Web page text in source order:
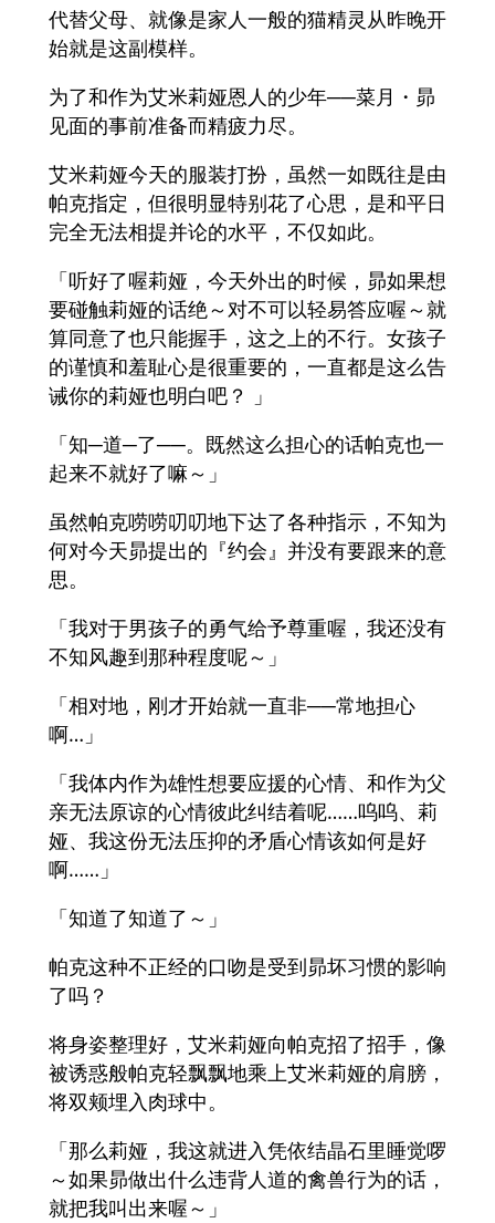
代替父母、就像是家人一般的猫精灵从昨晚开
始就是这副模样。
为了和作为艾米莉娅恩人的少年──菜月・昴
见面的事前准备而精疲力尽。
艾米莉娅今天的服装打扮，虽然一如既往是由
帕克指定，但很明显特别花了心思，是和平日
完全无法相提并论的水平，不仅如此。
「听好了喔莉娅，今天外出的时候，昴如果想
要碰触莉娅的话绝～对不可以轻易答应喔～就
算同意了也只能握手，这之上的不行。女孩子
的谨慎和羞耻心是很重要的，一直都是这么告
诫你的莉娅也明白吧？ 」
「知─道─了──。既然这么担心的话帕克也一
起来不就好了嘛～」
虽然帕克唠唠叨叨地下达了各种指示，不知为
何对今天昴提出的『约会』并没有要跟来的意
思。
「我对于男孩子的勇气给予尊重喔，我还没有
不知风趣到那种程度呢～」
「相对地，刚才开始就一直非──常地担心
啊…」
「我体内作为雄性想要应援的心情、和作为父
亲无法原谅的心情彼此纠结着呢……呜呜、莉
娅、我这份无法压抑的矛盾心情该如何是好
啊……」
「知道了知道了～」
帕克这种不正经的口吻是受到昴坏习惯的影响
了吗？
将身姿整理好，艾米莉娅向帕克招了招手，像
被诱惑般帕克轻飘飘地乘上艾米莉娅的肩膀，
将双颊埋入肉球中。
「那么莉娅，我这就进入凭依结晶石里睡觉啰
～如果昴做出什么违背人道的禽兽行为的话，
就把我叫出来喔～」